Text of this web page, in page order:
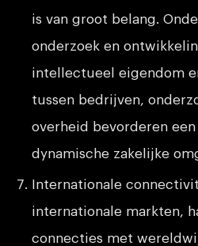
is van groot belang.
onderzoek en
intellectueel eigendom
tussen bedrijven,
overheid bevorderen
dynamische zakelijke
Internationale
internationale markten,
connecties met